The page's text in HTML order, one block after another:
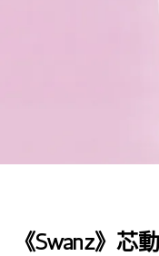
《Swanz》